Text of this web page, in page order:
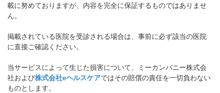
載に努めておりますが、内容を完全に保証するものではありませ
ん。
掲載されている医院を受診される場合は、事前に必ず該当の医院
に直接ご確認ください。
当サービスによって生じた損害について、ミーカンパニー株式会
社および株式会社eヘルスケアではその賠償の責任を一切負わない
ものとします。